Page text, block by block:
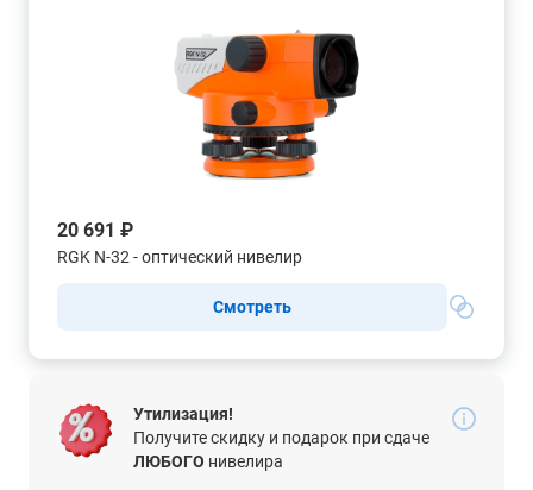
20 691 ₽
RGK N-32 - оптический нивелир
Смотреть
Утилизация!
Получите скидку и подарок при сдаче
ЛЮБОГО нивелира